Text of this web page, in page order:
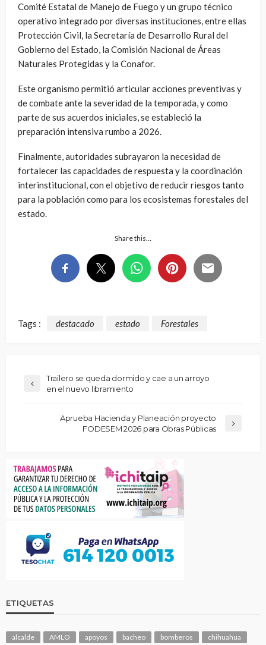
Comité Estatal de Manejo de Fuego y un grupo técnico
operativo integrado por diversas instituciones, entre ellas
Protección Civil, la Secretaría de Desarrollo Rural del
Gobierno del Estado, la Comisión Nacional de Áreas
Naturales Protegidas y la Conafor.
Este organismo permitió articular acciones preventivas y
de combate ante la severidad de la temporada, y como
parte de sus acuerdos iniciales, se estableció la
preparación intensiva rumbo a 2026.
Finalmente, autoridades subrayaron la necesidad de
fortalecer las capacidades de respuesta y la coordinación
interinstitucional, con el objetivo de reducir riesgos tanto
para la población como para los ecosistemas forestales del
estado.
Share this…
Tags : destacado estado Forestales
Trailero se queda dormido y cae a un arroyo
en el nuevo libramiento
Aprueba Hacienda y Planeación proyecto
FODESEM 2026 para Obras Públicas
ETIQUETAS
alcalde AMLO apoyos bacheo bomberos
chihuahua